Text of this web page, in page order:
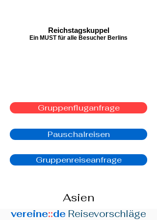
Reichstagskuppel
Ein MUST für alle Besucher Berlins
Gruppenfluganfrage
Pauschalreisen
Gruppenreiseanfrage
vereine::de Reisevorschläge
Asien